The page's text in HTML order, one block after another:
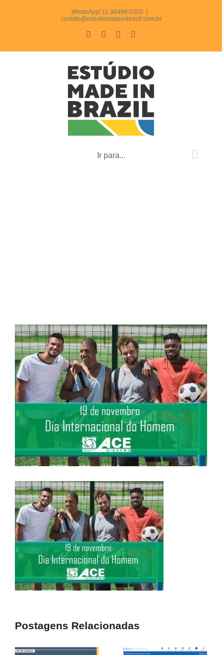
WhatsApp! 11.98499-0300
contato@estudiomadeinbrazil.com.br
FacebookInstagramLinkedIn
Ir para...
View
Larger
Image
Postagens Relacionadas